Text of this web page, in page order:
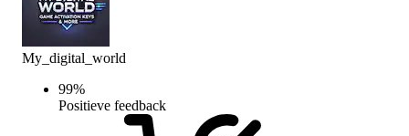
My_digital_world
99%
Positieve feedback